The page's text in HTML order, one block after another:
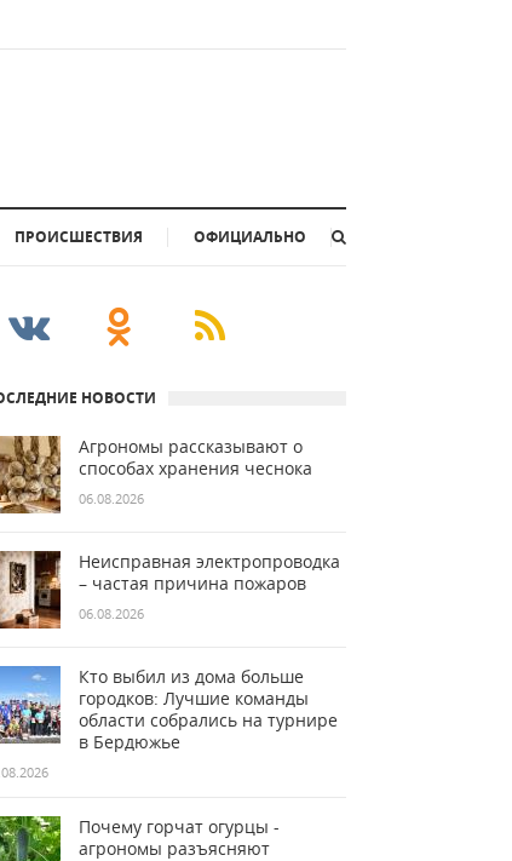
ПРОИСШЕСТВИЯ ОФИЦИАЛЬНО
НОВОСТИ
Агрономы рассказывают о
способах хранения чеснока
06.08.2026
Неисправная электропроводка
– частая причина пожаров
06.08.2026
Кто выбил из дома больше
городков: Лучшие команды
области собрались на турнире
в Бердюжье
Почему горчат огурцы -
агрономы разъясняют